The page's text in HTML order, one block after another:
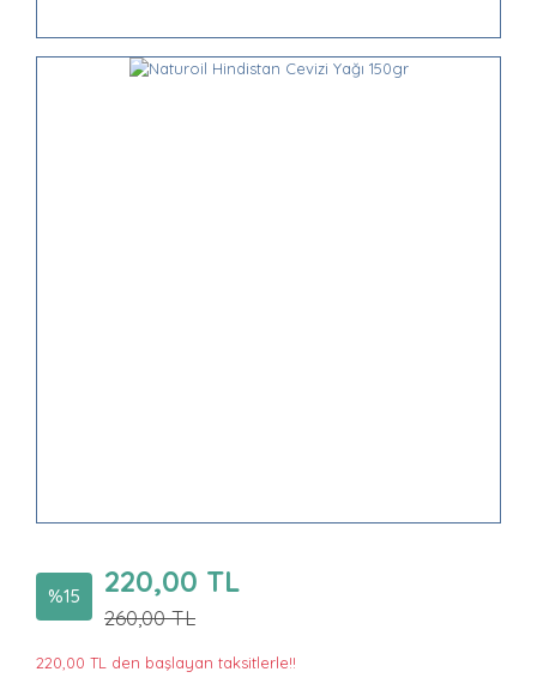
%15 220,00 TL
260,00 TL
220,00 TL den başlayan taksitlerle!!